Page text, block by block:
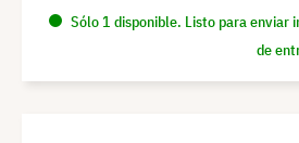
Sólo 1 disponible. Listo para enviar
de